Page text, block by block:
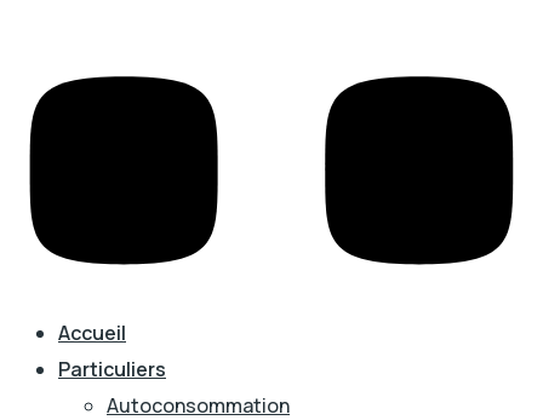
Accueil
Particuliers
Autoconsommation